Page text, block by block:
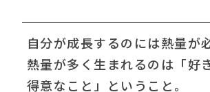
自分が成長するのには熱量が
熱量が多く生まれるのは「好
得意なこと」ということ。